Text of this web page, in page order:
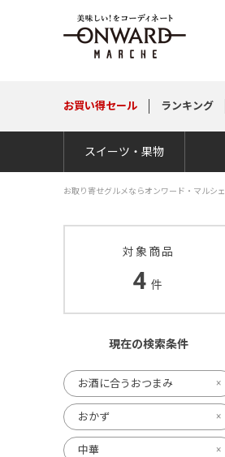
お買い得セール ランキング
スイーツ・果物
お取り寄せグルメならオンワード・マルシェ
対象商品
4 件
現在の検索条件
お酒に合うおつまみ
おかず
中華